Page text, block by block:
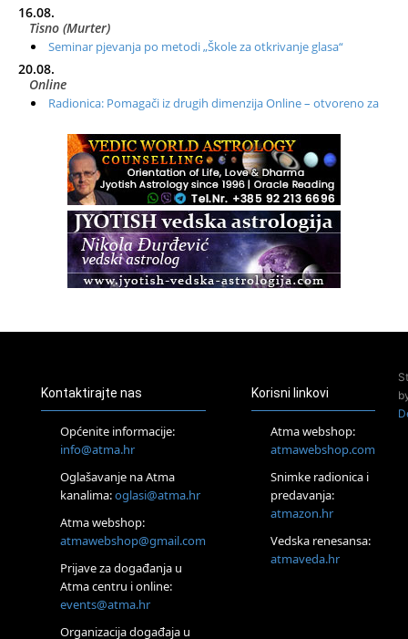
16.08.
Tisno (Murter)
Seminar pjevanja po metodi „Škole za otkrivanje glasa“
20.08.
Online
Radionica: Pomagači iz drugih dimenzija Online – otvoreno za
Zagreb+Online
Osnovni ThetaHealing® tečaj, Zagreb i Online
Access BARS®, otpusti stres
Access Energetski Facelift®
Tečaj Višeg Vodstva, razvijanja intuicije i Akaša zapisa
26.08.
Postanite Nositelj Vibracije Nove Zemlje
Visoko
Alemka Dauskardt – Jednodnevna radionica sistemskih
Zagreb
HOD PO ŽERAVICI – Seminar koji mijenja tijelo, duh i um
SoulFest – Festival glazbe, mudrosti i zajedništva
Radoboj
Noćna šumska kupka
Kontaktirajte nas
Općenite informacije:
info@atma.hr
Oglašavanje na Atma
kanalima:oglasi@atma.hr
Atma webshop:
atmawebshop@gmail.com
Prijave za događanja u
Atma centru i online:
events@atma.hr
Organizacija događaja u
Korisni linkovi
Atma webshop:
atmawebshop.com
Snimke radionica i
predavanja:
atmazon.hr
Vedska renesansa:
atmaveda.hr